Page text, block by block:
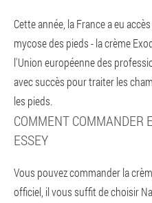
Cette année, la France a eu
mycose des pieds - la crème
l'Union européenne des
avec succès pour traiter les
les pieds.
COMMENT COMMANDER
ESSEY
Vous pouvez commander la
officiel, il vous suffit de choisir